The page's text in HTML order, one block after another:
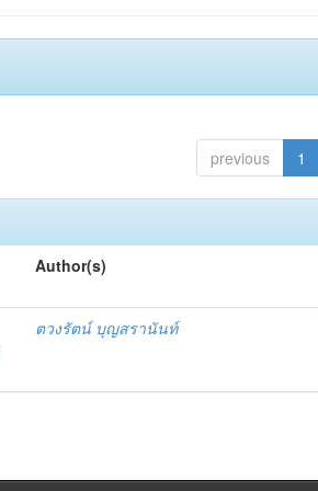
previous 1
Author(s)
ตวงรัตน์ บุญสรานันท์